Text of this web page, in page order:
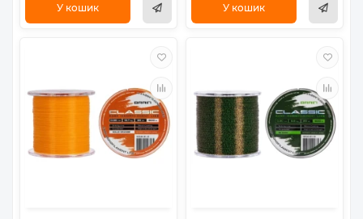
У кошик У кошик